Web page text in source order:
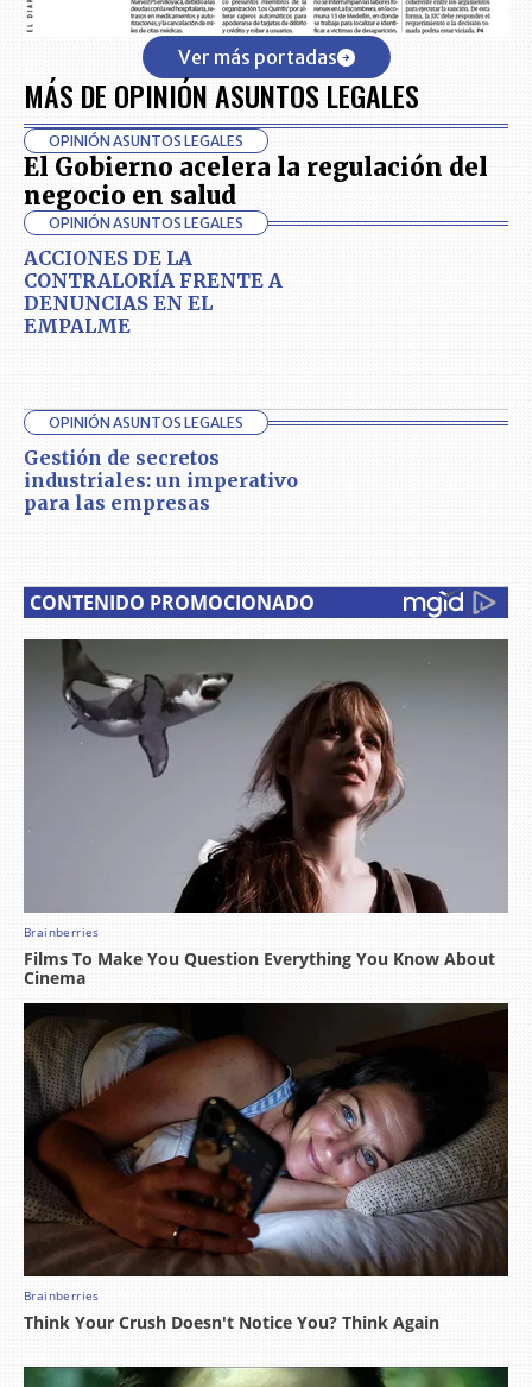
Ver más portadas
MÁS DE OPINIÓN ASUNTOS LEGALES
OPINIÓN ASUNTOS LEGALES
El Gobierno acelera la regulación del
negocio en salud
OPINIÓN ASUNTOS LEGALES
ACCIONES DE LA
CONTRALORÍA FRENTE A
DENUNCIAS EN EL
EMPALME
OPINIÓN ASUNTOS LEGALES
Gestión de secretos
industriales: un imperativo
para las empresas